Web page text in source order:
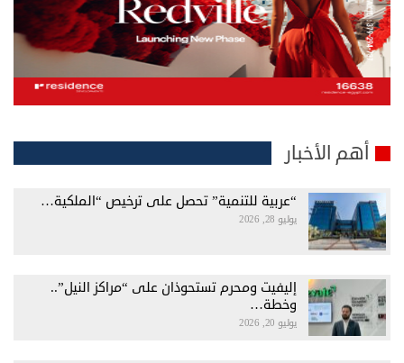
أهم الأخبار
“عربية للتنمية” تحصل على ترخيص “الملكية…
يوليو 28, 2026
إليفيت ومحرم تستحوذان على “مراكز النيل”..
وخطة…
يوليو 20, 2026